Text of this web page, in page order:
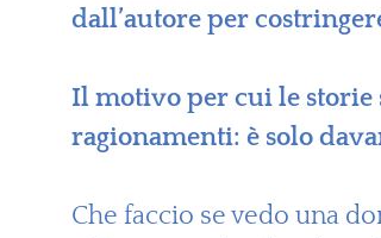
dall’autore per
Il motivo per cui le storie
ragionamenti: è solo
Che faccio se vedo una